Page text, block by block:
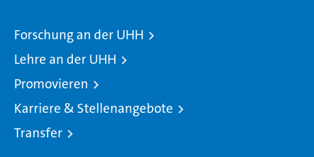
Forschung an der UHH
Lehre an der UHH
Promovieren
Karriere & Stellenangebote
Transfer